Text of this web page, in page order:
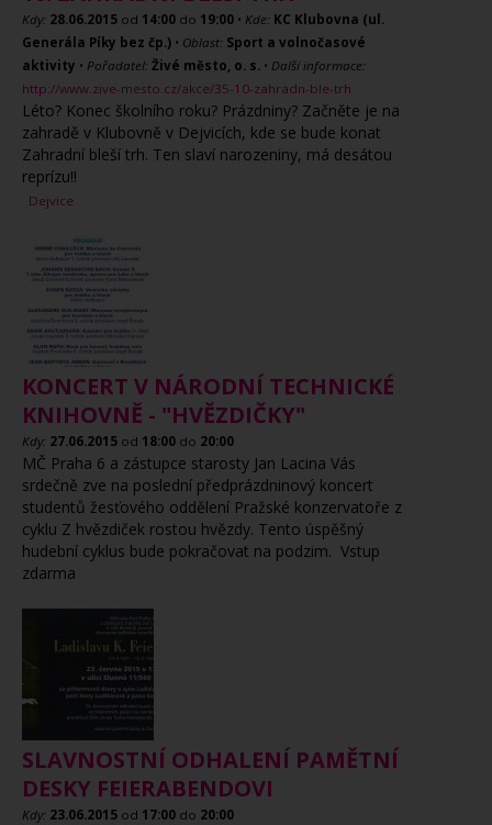
Kdy: 28.06.2015 od 14:00 do 19:00 • Kde: KC Klubovna (ul.
Generála Píky bez čp.) • Oblast: Sport a volnočasové
aktivity • Pořadatel: Živé město, o. s. • Další informace:
http://www.zive-mesto.cz/akce/35-10-zahradn-ble-trh
Léto? Konec školního roku? Prázdniny? Začněte je na
zahradě v Klubovně v Dejvicích, kde se bude konat
Zahradní bleší trh. Ten slaví narozeniny, má desátou
reprízu!!
Dejvice
KONCERT V NÁRODNÍ TECHNICKÉ
KNIHOVNĚ - "HVĚZDIČKY"
Kdy: 27.06.2015 od 18:00 do 20:00
MČ Praha 6 a zástupce starosty Jan Lacina Vás
srdečně zve na poslední předprázdninový koncert
studentů žesťového oddělení Pražské konzervatoře z
cyklu Z hvězdiček rostou hvězdy. Tento úspěšný
hudební cyklus bude pokračovat na podzim. Vstup
zdarma
SLAVNOSTNÍ ODHALENÍ PAMĚTNÍ
DESKY FEIERABENDOVI
Kdy: 23.06.2015 od 17:00 do 20:00